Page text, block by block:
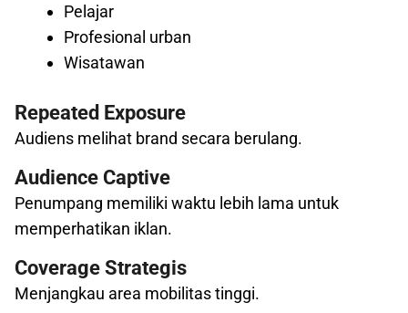
Pelajar
Profesional urban
Wisatawan
Repeated Exposure
Audiens melihat brand secara berulang.
Audience Captive
Penumpang memiliki waktu lebih lama untuk
memperhatikan iklan.
Coverage Strategis
Menjangkau area mobilitas tinggi.